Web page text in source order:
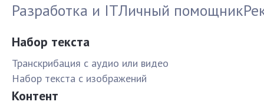
Разработка и ITЛичный помощник
Набор текста
Транскрибация с аудио или видео
Набор текста с изображений
Контент